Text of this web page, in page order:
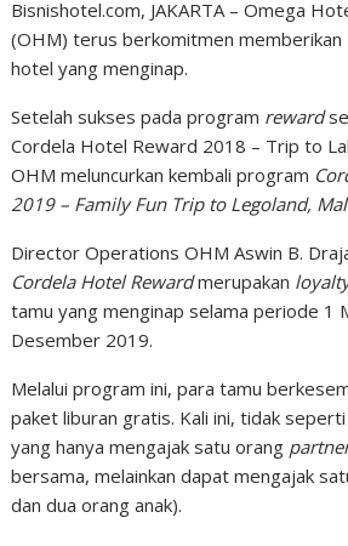
Bisnishotel.com, JAKARTA – Omega
(OHM) terus berkomitmen memberikan
hotel yang menginap.
Setelah sukses pada program reward
Cordela Hotel Reward 2018 – Trip to
OHM meluncurkan kembali program
2019 – Family Fun Trip to Legoland,
Director Operations OHM Aswin B.
Cordela Hotel Rewardmerupakan
tamu yang menginap selama periode 1
Desember 2019.
Melalui program ini, para tamu
paket liburan gratis. Kali ini, tidak
yang hanya mengajak satu orang
bersama, melainkan dapat mengajak
dan dua orang anak).